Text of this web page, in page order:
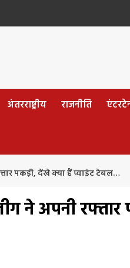
अंतरराष्ट्रीय राजनीति
पकड़ी, देंखे क्या हैं प्वाइंट टेबल…
ने अपनी